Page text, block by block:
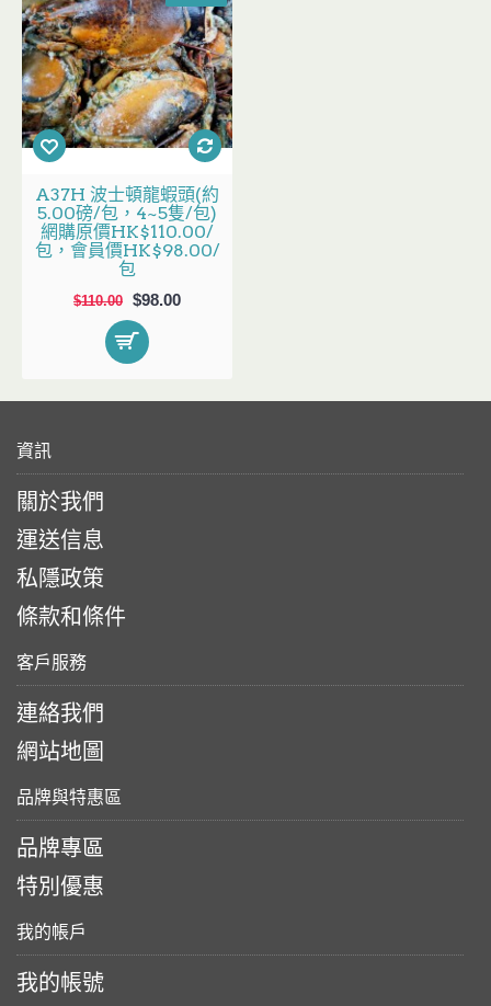
A37H 波士頓龍蝦頭(約
5.00磅/包，4~5隻/包)
網購原價HK$110.00/
包，會員價HK$98.00/
包
$110.00 $98.00
資訊
關於我們
運送信息
私隱政策
條款和條件
客戶服務
連絡我們
網站地圖
品牌與特惠區
品牌專區
特別優惠
我的帳戶
我的帳號